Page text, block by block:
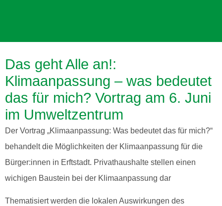
UMWELT- UND
NATURPARKZENTRUM
ERFTSTADT
Inmitten des Friesheimer Busch
Das geht Alle an!:
Klimaanpassung – was bedeutet
das für mich? Vortrag am 6. Juni
im Umweltzentrum
Der Vortrag „Klimaanpassung: Was bedeutet das für mich?“
behandelt die Möglichkeiten der Klimaanpassung für die
Bürger:innen in Erftstadt. Privathaushalte stellen einen
wichigen Baustein bei der Klimaanpassung dar
Thematisiert werden die lokalen Auswirkungen des